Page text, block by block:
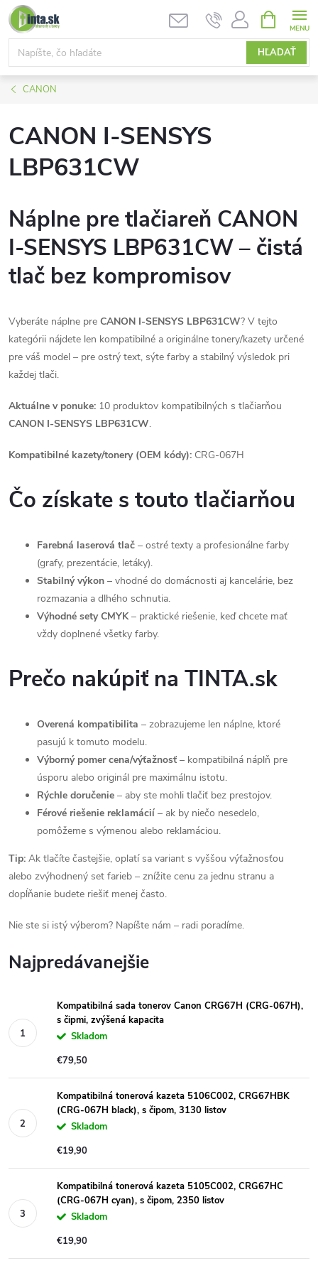
Prejsť
na
obsah
HĽADAŤ
KOŠÍK
CANON
CANON I-SENSYS
LBP631CW
Náplne pre tlačiareň CANON
I-SENSYS LBP631CW – čistá
tlač bez kompromisov
Vyberáte náplne pre CANON I-SENSYS LBP631CW? V tejto
kategórii nájdete len kompatibilné a originálne tonery/kazety určené
pre váš model – pre ostrý text, sýte farby a stabilný výsledok pri
každej tlači.
Aktuálne v ponuke: 10 produktov kompatibilných s tlačiarňou
CANON I-SENSYS LBP631CW.
Kompatibilné kazety/tonery (OEM kódy): CRG-067H
Čo získate s touto tlačiarňou
Farebná laserová tlač – ostré texty a profesionálne farby
(grafy, prezentácie, letáky).
Stabilný výkon – vhodné do domácnosti aj kancelárie, bez
rozmazania a dlhého schnutia.
Výhodné sety CMYK– praktické riešenie, keď chcete mať
vždy doplnené všetky farby.
Prečo nakúpiť na TINTA.sk
Overená kompatibilita – zobrazujeme len náplne, ktoré
pasujú k tomuto modelu.
Výborný pomer cena/výťažnosť – kompatibilná náplň pre
úsporu alebo originál pre maximálnu istotu.
Rýchle doručenie – aby ste mohli tlačiť bez prestojov.
Férové riešenie reklamácií – ak by niečo nesedelo,
pomôžeme s výmenou alebo reklamáciou.
Tip: Ak tlačíte častejšie, oplatí sa variant s vyššou výťažnosťou
alebo zvýhodnený set farieb – znížite cenu za jednu stranu a
dopĺňanie budete riešiť menej často.
Nie ste si istý výberom? Napíšte nám – radi poradíme.
Najpredávanejšie
Kompatibilná sada tonerov Canon CRG67H (CRG-067H),
s čipmi, zvýšená kapacita
Skladom
€79,50
Kompatibilná tonerová kazeta 5106C002, CRG67HBK
(CRG-067H black), s čipom, 3130 listov
Skladom
€19,90
Kompatibilná tonerová kazeta 5105C002, CRG67HC
(CRG-067H cyan), s čipom, 2350 listov
Skladom
€19,90